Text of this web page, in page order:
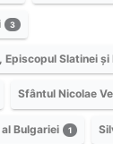
3
Episcopul Slatinei și
Sfântul Nicolae
Bulgariei 1